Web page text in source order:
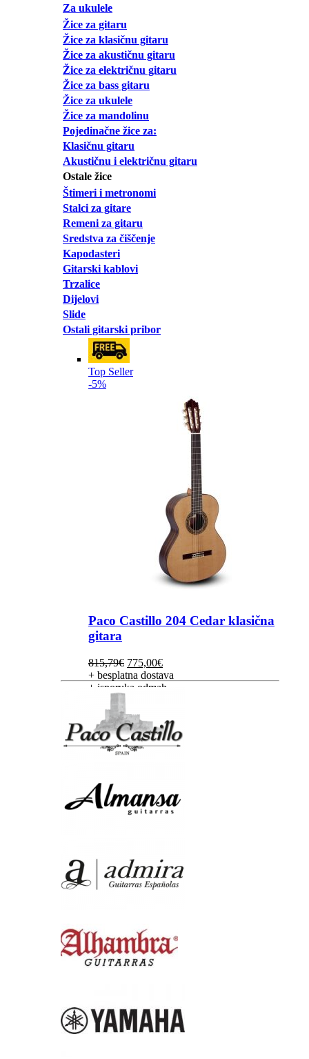
Za ukulele
Žice za gitaru
Žice za klasičnu gitaru
Žice za akustičnu gitaru
Žice za električnu gitaru
Žice za bass gitaru
Žice za ukulele
Žice za mandolinu
Pojedinačne žice za:
Klasičnu gitaru
Akustičnu i električnu gitaru
Ostale žice
Štimeri i metronomi
Stalci za gitare
Remeni za gitaru
Sredstva za čiščenje
Kapodasteri
Gitarski kablovi
Trzalice
Dijelovi
Slide
Ostali gitarski pribor
Top Seller
-5%
Paco Castillo 204 Cedar klasična
gitara
815,79€ Izvorna
cijena
bila
815,79€.
775,00€Trenutna
cijena
je:
+ besplatna dostava
+ isporuka odmah